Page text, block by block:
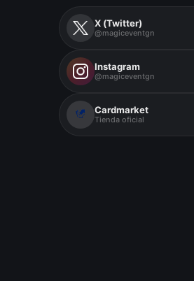
X (Twitter)
@magiceventgn
Instagram
@magiceventgn
Cardmarket
Tienda oficial